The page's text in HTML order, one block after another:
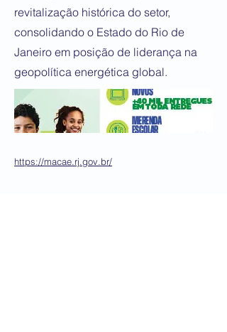
revitalização histórica do setor,
consolidando o Estado do Rio de
Janeiro em posição de liderança na
geopolítica energética global.
https://macae.rj.gov.br/